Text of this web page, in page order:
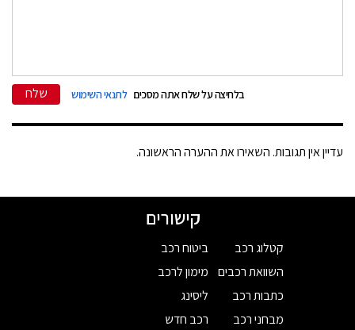
בלחיצה על שלח אתה מסכים לתנאי השימוש שלח
עדיין אין תגובות. השאירו את ההערה הראשונה.
קישורים
קטלוג רכב
השוואת רכבים
כתבות רכב
מבחני רכב
ביטוח רכב
מימון לרכב
ליסינג
רכב חדש